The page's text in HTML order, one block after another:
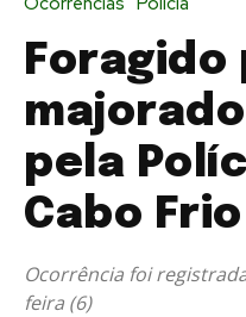
pela
Cabo Frio
Ocorrência foi
feira (6)